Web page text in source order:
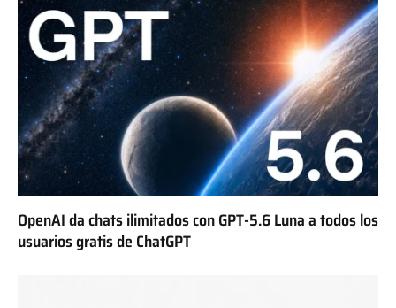
OpenAI da chats ilimitados con GPT-5.6 Luna a todos los
usuarios gratis de ChatGPT